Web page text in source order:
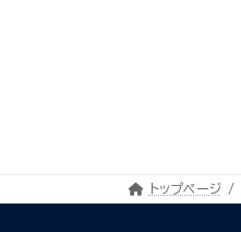
トップページ